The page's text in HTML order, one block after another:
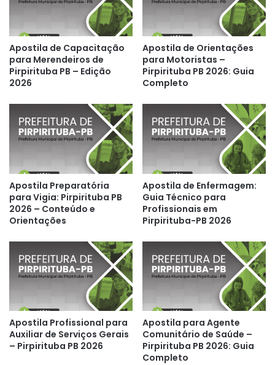
Apostila de Capacitação
para Merendeiros de
Pirpirituba PB – Edição
2026
Apostila de Orientações
para Motoristas –
Pirpirituba PB 2026: Guia
Completo
Apostila Preparatória
para Vigia: Pirpirituba PB
2026 – Conteúdo e
Orientações
Apostila de Enfermagem:
Guia Técnico para
Profissionais em
Pirpirituba-PB 2026
Apostila Profissional para
Auxiliar de Serviços Gerais
– Pirpirituba PB 2026
Apostila para Agente
Comunitário de Saúde –
Pirpirituba PB 2026: Guia
Completo